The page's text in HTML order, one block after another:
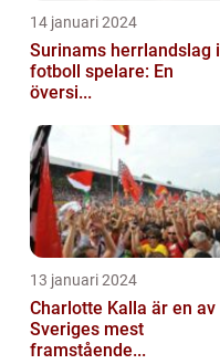
14 januari 2024
Surinams herrlandslag i
fotboll spelare: En
översi...
13 januari 2024
Charlotte Kalla är en av
Sveriges mest
framstående...